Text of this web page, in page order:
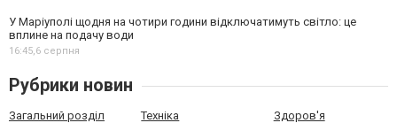
У Маріуполі щодня на чотири години відключатимуть світло: це
вплине на подачу води
16:45,6 серпня
Рубрики новин
Загальний розділ Техніка Здоров'я